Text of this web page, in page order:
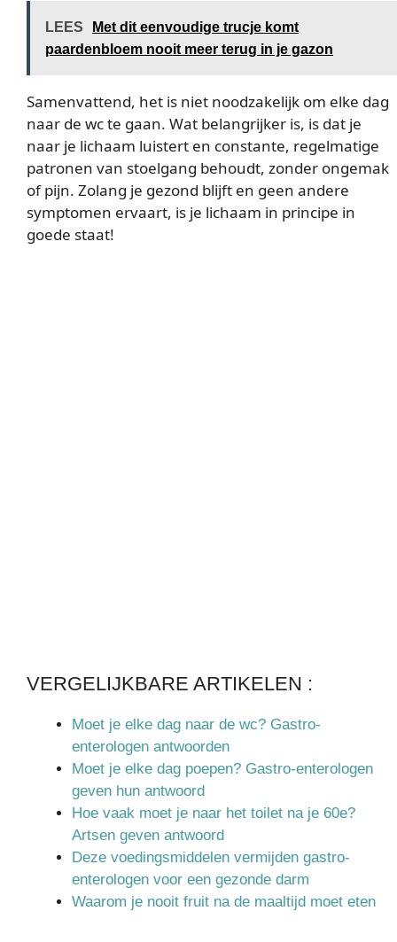
LEES
Met dit eenvoudige trucje komt
paardenbloem nooit meer terug in je gazon
Samenvattend, het is niet noodzakelijk om elke dag
naar de wc te gaan. Wat belangrijker is, is dat je
naar je lichaam luistert en constante, regelmatige
patronen van stoelgang behoudt, zonder ongemak
of pijn. Zolang je gezond blijft en geen andere
symptomen ervaart, is je lichaam in principe in
goede staat!
VERGELIJKBARE ARTIKELEN :
Moet je elke dag naar de wc? Gastro-
enterologen antwoorden
Moet je elke dag poepen? Gastro-enterologen
geven hun antwoord
Hoe vaak moet je naar het toilet na je 60e?
Artsen geven antwoord
Deze voedingsmiddelen vermijden gastro-
enterologen voor een gezonde darm
Waarom je nooit fruit na de maaltijd moet eten